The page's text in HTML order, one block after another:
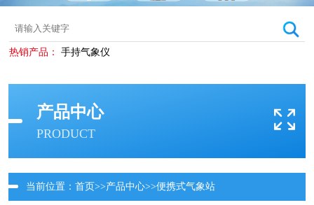
热销产品：手持气象仪
产品中心
PRODUCT
当前位置： 首页>>产品中心>>便携式气象站